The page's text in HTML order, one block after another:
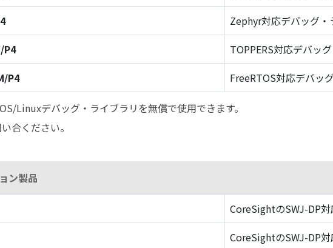
Zephyr対応デバッグ・
P4
TOPPERS対応デバッ
P4
FreeRTOS対応デバッ
Linuxデバッグ・ライブラリを無償で使用できます。
合ください。
ン製品
CoreSightのSWJ-DP
CoreSightのSWJ-DP